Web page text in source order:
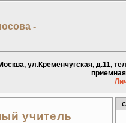
-
ул.Кременчугская, д.11,
учитель